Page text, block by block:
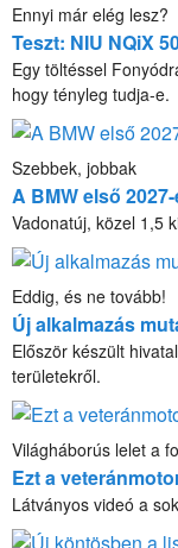
Ennyi már elég lesz?
Teszt: NIU NQiX
Egy töltéssel
hogy tényleg tudja-e.
Szebbek, jobbak
A BMW első
Vadonatúj, közel 1,5
Eddig, és ne tovább!
Új alkalmazás
Először készült
területekről.
Világháborús lelet a
Ezt a
Látványos videó a